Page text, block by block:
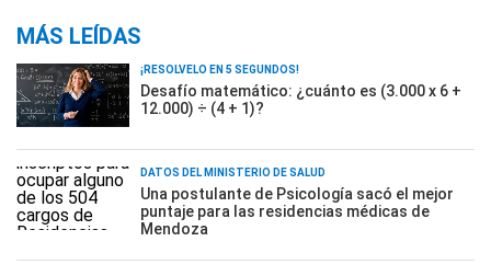
MÁS LEÍDAS
¡RESOLVELO EN 5 SEGUNDOS!
Desafío matemático: ¿cuánto es (3.000 x 6 +
12.000) ÷ (4 + 1)?
DATOS DEL MINISTERIO DE SALUD
Una postulante de Psicología sacó el mejor
puntaje para las residencias médicas de
Mendoza